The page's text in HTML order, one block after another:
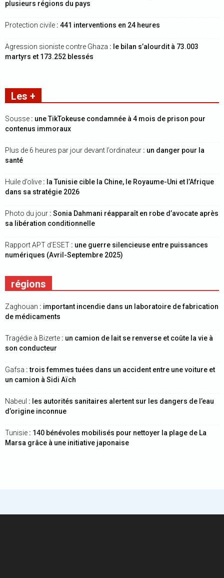
plusieurs régions du pays
Protection civile : 441 interventions en 24 heures
Agression sioniste contre Ghaza : le bilan s’alourdit à 73.003
martyrs et 173.252 blessés
Les +
Sousse : une TikTokeuse condamnée à 4 mois de prison pour
contenus immoraux
Plus de 6 heures par jour devant l’ordinateur : un danger pour la
santé
Huile d’olive : la Tunisie cible la Chine, le Royaume-Uni et l’Afrique
dans sa stratégie 2026
Photo du jour : Sonia Dahmani réapparaît en robe d’avocate après
sa libération conditionnelle
Rapport APT d’ESET : une guerre silencieuse entre puissances
numériques (Avril-Septembre 2025)
régions
Zaghouan : important incendie dans un laboratoire de fabrication
de médicaments
Tragédie à Bizerte : un camion de lait se renverse et coûte la vie à
son conducteur
Gafsa : trois femmes tuées dans un accident entre une voiture et
un camion à Sidi Aïch
Nabeul : les autorités sanitaires alertent sur les dangers de l’eau
d’origine inconnue
Tunisie : 140 bénévoles mobilisés pour nettoyer la plage de La
Marsa grâce à une initiative japonaise